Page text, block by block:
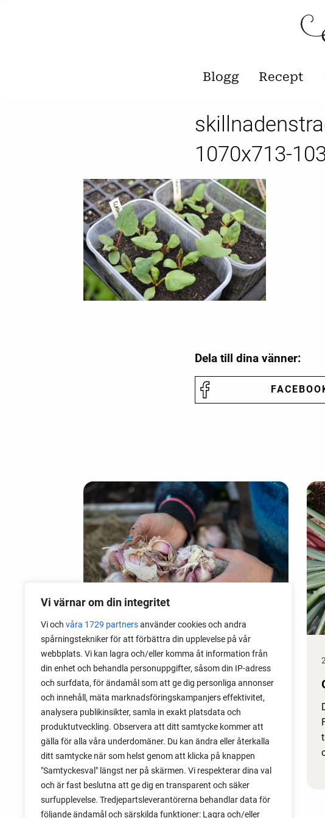
Vi värnar om din integritet
Vi och våra 1729 partnersanvänder cookies och andra
spårningstekniker för att förbättra din upplevelse på vår
webbplats. Vi kan lagra och/eller komma åt information från
din enhet och behandla personuppgifter, såsom din IP-adress
och surfdata, för ändamål som att ge dig personliga annonser
och innehåll, mäta marknadsföringskampanjers effektivitet,
analysera publikinsikter, samla in exakt platsdata och
produktutveckling. Observera att ditt samtycke kommer att
gälla för alla våra underdomäner. Du kan ändra eller återkalla
ditt samtycke när som helst genom att klicka på knappen
"Samtyckesval" längst ner på skärmen. Vi respekterar dina val
och är fast beslutna att ge dig en transparent och säker
surfupplevelse. Tredjepartsleverantörerna behandlar data för
följande ändamål och särskilda funktioner: Lagra och/eller
Blogg Recept
1070x713-
Dela till dina vänner:
06 augusti 2026
Sätta vitlök på våren i Sverige
Om du har tur med vädret kan det gå fint
att sätta vitlök också på våren. Men
tillförlitligast är att sätta vitlök på hösten
och vintern.